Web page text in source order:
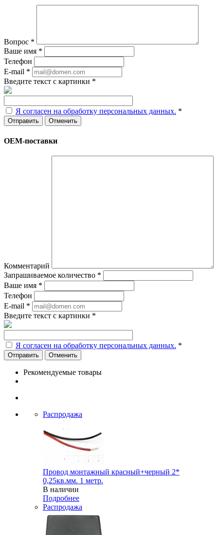
Вопрос *
Ваше имя *
Телефон
E-mail *
Введите текст с картинки *
Я согласен на обработку персональных данных. *
Отменить
ОЕМ-поставки
Комментарий
Запрашиваемое количество *
Ваше имя *
Телефон
E-mail *
Введите текст с картинки *
Я согласен на обработку персональных данных. *
Отменить
Рекомендуемые товары
Распродажа
Провод монтажный красный+черный 2*
0,25кв.мм. 1 метр.
В наличии
Подробнее
Распродажа